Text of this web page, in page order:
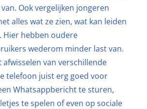
Ook vergelijken jongeren
alles wat ze zien, wat kan leiden
Hier hebben oudere
wederom minder last van.
afwisselen van verschillende
telefoon juist erg goed voor
Whatsappbericht te sturen,
te spelen of even op sociale